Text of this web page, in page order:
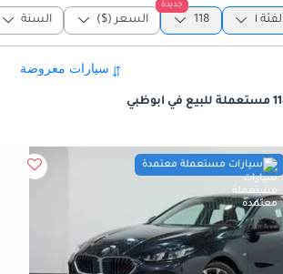
١
جديدة
118 السعر ($) السنة
سيارات مستعملة معتمدة